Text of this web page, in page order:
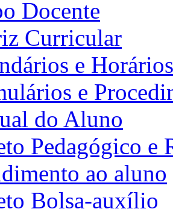
Docente
Curricular
e Horários
e
do Aluno
Pedagógico e
ao aluno
Bolsa-auxílio